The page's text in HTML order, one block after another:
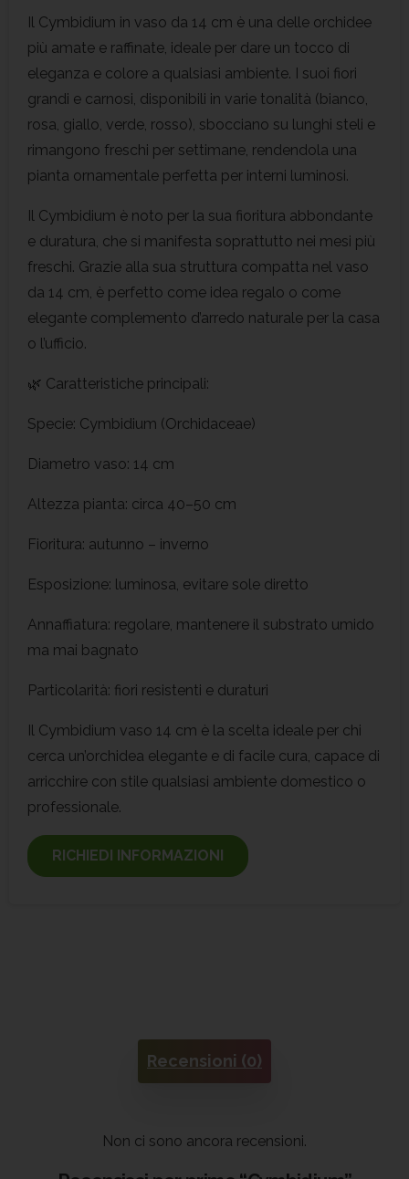
Il Cymbidium in vaso da 14 cm è una delle orchidee
più amate e raffinate, ideale per dare un tocco di
eleganza e colore a qualsiasi ambiente. I suoi fiori
grandi e carnosi, disponibili in varie tonalità (bianco,
rosa, giallo, verde, rosso), sbocciano su lunghi steli e
rimangono freschi per settimane, rendendola una
pianta ornamentale perfetta per interni luminosi.
Il Cymbidium è noto per la sua fioritura abbondante
e duratura, che si manifesta soprattutto nei mesi più
freschi. Grazie alla sua struttura compatta nel vaso
da 14 cm, è perfetto come idea regalo o come
elegante complemento d’arredo naturale per la casa
o l’ufficio.
🌿 Caratteristiche principali:
Specie: Cymbidium (Orchidaceae)
Diametro vaso: 14 cm
Altezza pianta: circa 40–50 cm
Fioritura: autunno – inverno
Esposizione: luminosa, evitare sole diretto
Annaffiatura: regolare, mantenere il substrato umido
ma mai bagnato
Particolarità: fiori resistenti e duraturi
Il Cymbidium vaso 14 cm è la scelta ideale per chi
cerca un’orchidea elegante e di facile cura, capace di
arricchire con stile qualsiasi ambiente domestico o
professionale.
RICHIEDI INFORMAZIONI
Recensioni (0)
Non ci sono ancora recensioni.